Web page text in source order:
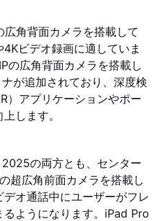
角背面カメラを搭載して
ビデオ録画に適していま
広角背面カメラを搭載し
が追加されており、深度検
）アプリケーションやポー
します。
の両方とも、センター
超広角前面カメラを搭載し
オ通話中にユーザーがフレ
ようになります。iPad Pro